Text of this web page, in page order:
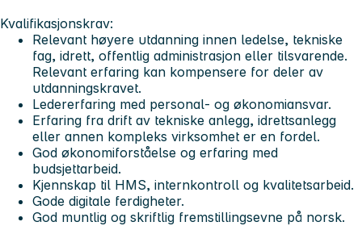
Kvalifikasjonskrav:
Relevant høyere utdanning innen ledelse, tekniske
fag, idrett, offentlig administrasjon eller tilsvarende.
Relevant erfaring kan kompensere for deler av
utdanningskravet.
Ledererfaring med personal- og økonomiansvar.
Erfaring fra drift av tekniske anlegg, idrettsanlegg
eller annen kompleks virksomhet er en fordel.
God økonomiforståelse og erfaring med
budsjettarbeid.
Kjennskap til HMS, internkontroll og kvalitetsarbeid.
Gode digitale ferdigheter.
God muntlig og skriftlig fremstillingsevne på norsk.